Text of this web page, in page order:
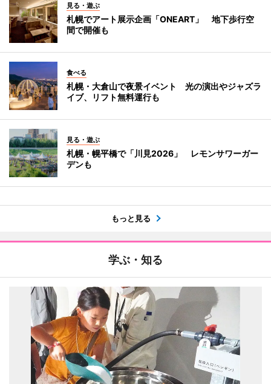
見る・遊ぶ
札幌でアート展示企画「ONEART」 地下歩行空
間で開催も
食べる
札幌・大倉山で夜景イベント 光の演出やジャズラ
イブ、リフト無料運行も
見る・遊ぶ
札幌・幌平橋で「川見2026」 レモンサワーガー
デンも
もっと見る
学ぶ・知る